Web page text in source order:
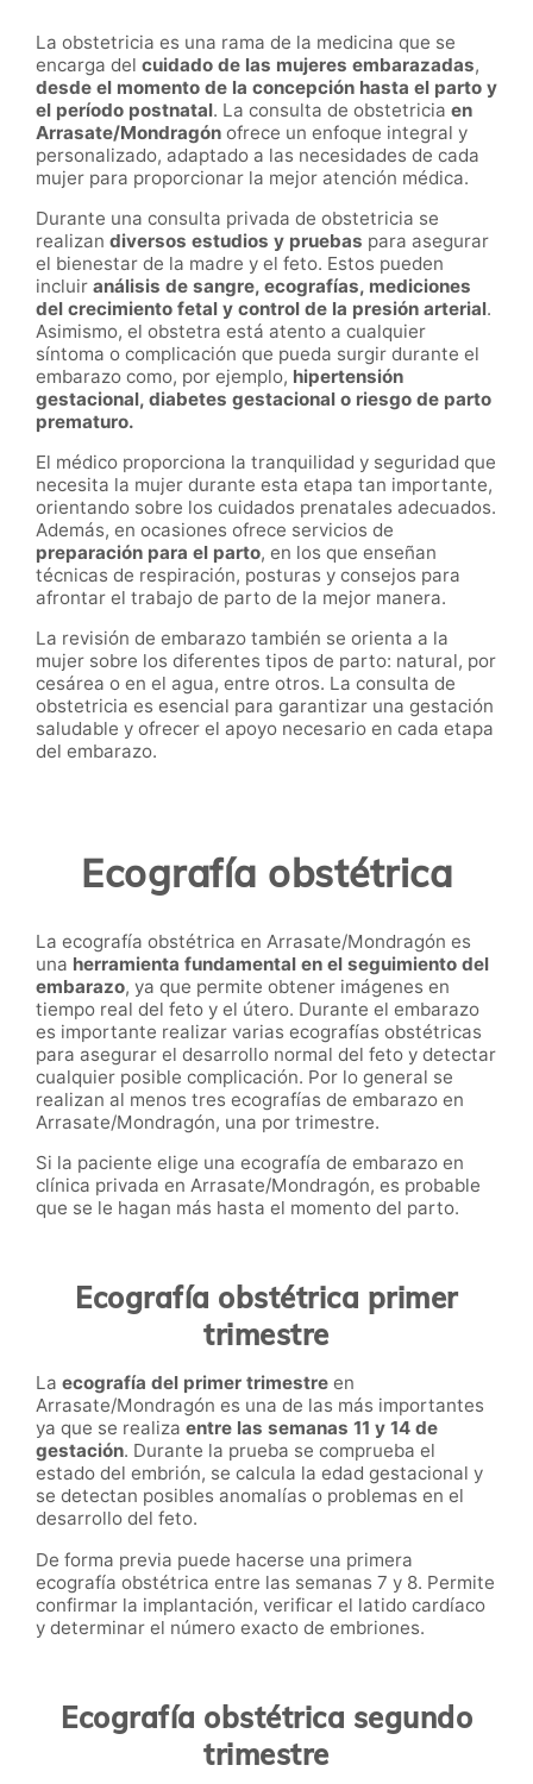
La obstetricia es una rama de la medicina que se
encarga del cuidado de las mujeres embarazadas,
desde el momento de la concepción hasta el parto y
el período postnatal. La consulta de obstetricia en
Arrasate/Mondragón ofrece un enfoque integral y
personalizado, adaptado a las necesidades de cada
mujer para proporcionar la mejor atención médica.
Durante una consulta privada de obstetricia se
realizan diversos estudios y pruebas para asegurar
el bienestar de la madre y el feto. Estos pueden
incluir análisis de sangre, ecografías, mediciones
del crecimiento fetal y control de la presión arterial.
Asimismo, el obstetra está atento a cualquier
síntoma o complicación que pueda surgir durante el
embarazo como, por ejemplo, hipertensión
gestacional, diabetes gestacional o riesgo de parto
prematuro.
El médico proporciona la tranquilidad y seguridad que
necesita la mujer durante esta etapa tan importante,
orientando sobre los cuidados prenatales adecuados.
Además, en ocasiones ofrece servicios de
preparación para el parto, en los que enseñan
técnicas de respiración, posturas y consejos para
afrontar el trabajo de parto de la mejor manera.
La revisión de embarazo también se orienta a la
mujer sobre los diferentes tipos de parto: natural, por
cesárea o en el agua, entre otros. La consulta de
obstetricia es esencial para garantizar una gestación
saludable y ofrecer el apoyo necesario en cada etapa
del embarazo.
Ecografía obstétrica
La ecografía obstétrica en Arrasate/Mondragón es
una herramienta fundamental en el seguimiento del
embarazo, ya que permite obtener imágenes en
tiempo real del feto y el útero. Durante el embarazo
es importante realizar varias ecografías obstétricas
para asegurar el desarrollo normal del feto y detectar
cualquier posible complicación. Por lo general se
realizan al menos tres ecografías de embarazo en
Arrasate/Mondragón, una por trimestre.
Si la paciente elige una ecografía de embarazo en
clínica privada en Arrasate/Mondragón, es probable
que se le hagan más hasta el momento del parto.
Ecografía obstétrica primer
trimestre
La ecografía del primer trimestre en
Arrasate/Mondragón es una de las más importantes
ya que se realiza entre las semanas 11 y 14 de
gestación. Durante la prueba se comprueba el
estado del embrión, se calcula la edad gestacional y
se detectan posibles anomalías o problemas en el
desarrollo del feto.
De forma previa puede hacerse una primera
ecografía obstétrica entre las semanas 7 y 8. Permite
confirmar la implantación, verificar el latido cardíaco
y determinar el número exacto de embriones.
Ecografía obstétrica segundo
trimestre